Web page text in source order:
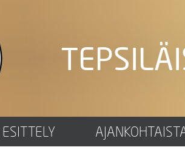
ESITTELY